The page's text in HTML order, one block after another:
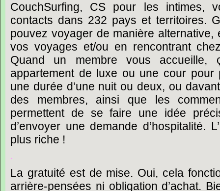
CouchSurfing,
CS pour les intimes,
contacts dans 232 pays et territoires.
pouvez voyager de manière alternative,
vos voyages et/ou en rencontrant
Quand
un membre vous accueille,
appartement de luxe ou une cour pour
une durée d’une nuit ou deux, ou
des
membres, ainsi que les
permettent de se faire une idée
d’envoyer une demande d’hospitalité.
plus riche !
.
La gratuité est de mise. Oui, cela
arrière-pensées ni obligation d’achat.